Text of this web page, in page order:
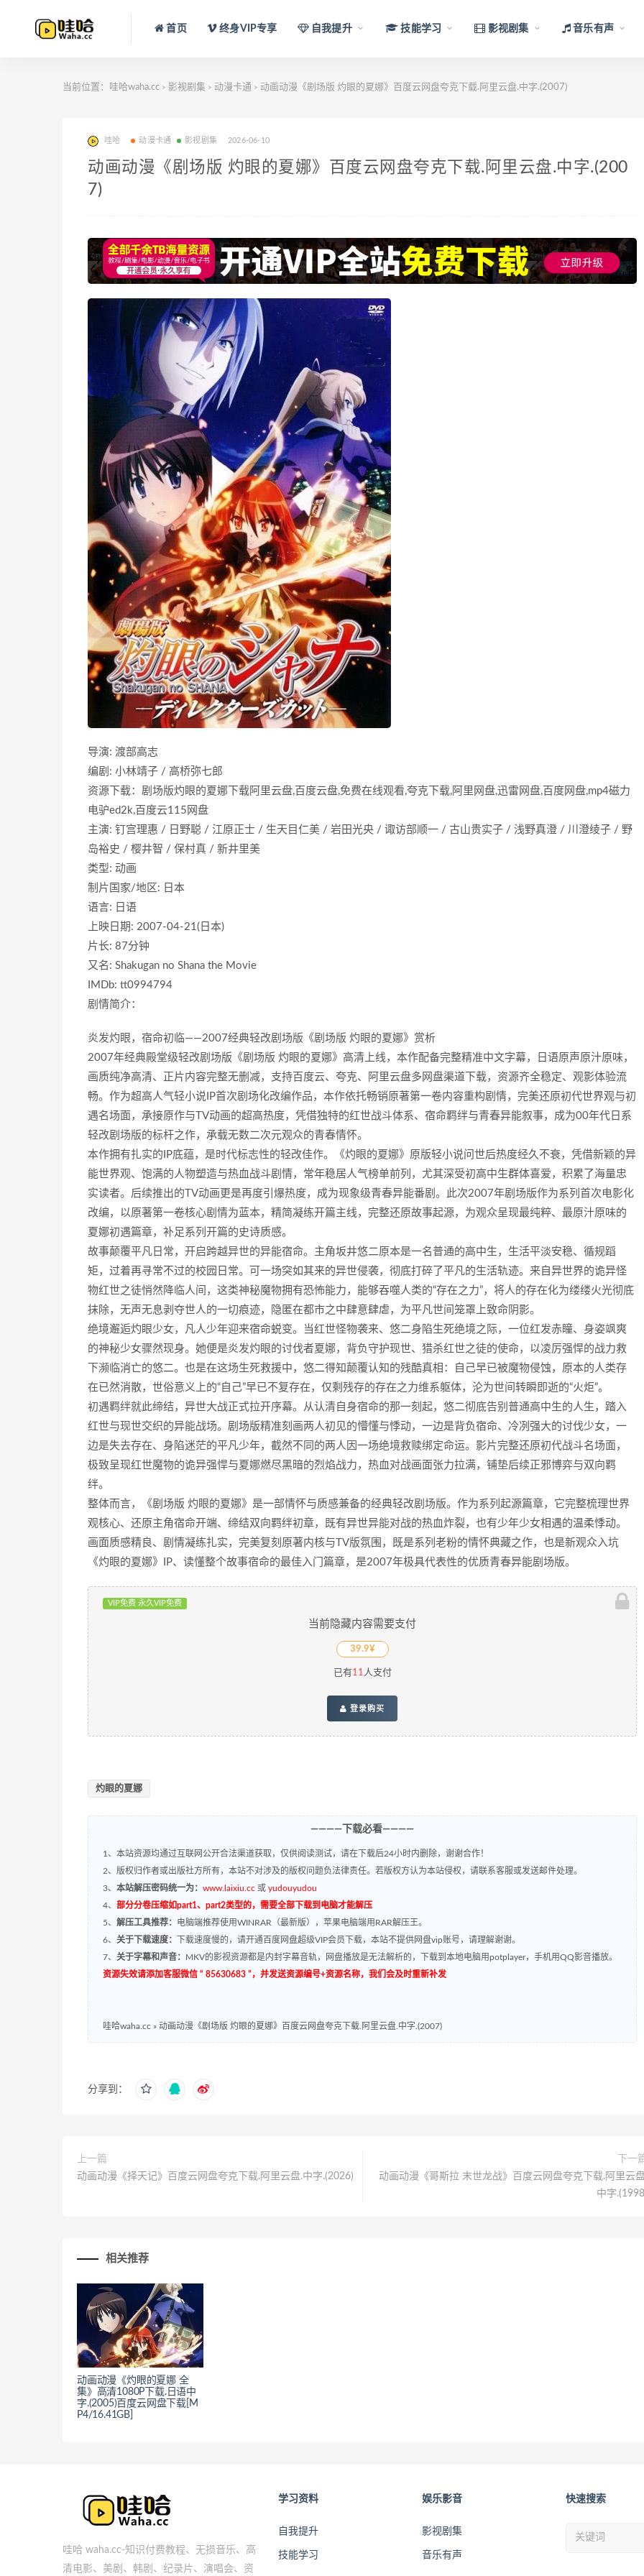
首页 终身VIP专享 自我提升 技能学习 影视剧集 音乐有声
当前位置： 哇哈waha.cc > 影视剧集 > 动漫卡通 > 动画动漫《剧场版 灼眼的夏娜》百度云网盘夸克下载.阿里云盘.中字.(2007)
哇哈 动漫卡通 影视剧集 2026-06-10
动画动漫《剧场版 灼眼的夏娜》百度云网盘夸克下载.阿里云盘.中字.(200
7)
导演: 渡部高志
编剧: 小林靖子 / 高桥弥七郎
资源下载：剧场版灼眼的夏娜下载阿里云盘,百度云盘,免费在线观看,夸克下载,阿里网盘,迅雷网盘,百度网盘,mp4磁力
电驴ed2k,百度云115网盘
主演: 钉宫理惠 / 日野聪 / 江原正士 / 生天目仁美 / 岩田光央 / 诹访部顺一 / 古山贵实子 / 浅野真澄 / 川澄绫子 / 野
岛裕史 / 樱井智 / 保村真 / 新井里美
类型: 动画
制片国家/地区: 日本
语言: 日语
上映日期: 2007-04-21(日本)
片长: 87分钟
又名: Shakugan no Shana the Movie
IMDb: tt0994794
剧情简介：
炎发灼眼，宿命初临——2007经典轻改剧场版《剧场版 灼眼的夏娜》赏析
2007年经典殿堂级轻改剧场版《剧场版 灼眼的夏娜》高清上线，本作配备完整精准中文字幕，日语原声原汁原味，
画质纯净高清、正片内容完整无删减，支持百度云、夸克、阿里云盘多网盘渠道下载，资源齐全稳定、观影体验流
畅。作为超高人气轻小说IP首次剧场化改编作品，本作依托畅销原著第一卷内容重构剧情，完美还原初代世界观与初
遇名场面，承接原作与TV动画的超高热度，凭借独特的红世战斗体系、宿命羁绊与青春异能叙事，成为00年代日系
轻改剧场版的标杆之作，承载无数二次元观众的青春情怀。
本作拥有扎实的IP底蕴，是时代标志性的轻改佳作。《灼眼的夏娜》原版轻小说问世后热度经久不衰，凭借新颖的异
能世界观、饱满的人物塑造与热血战斗剧情，常年稳居人气榜单前列，尤其深受初高中生群体喜爱，积累了海量忠
实读者。后续推出的TV动画更是再度引爆热度，成为现象级青春异能番剧。此次2007年剧场版作为系列首次电影化
改编，以原著第一卷核心剧情为蓝本，精简凝练开篇主线，完整还原故事起源，为观众呈现最纯粹、最原汁原味的
夏娜初遇篇章，补足系列开篇的史诗质感。
故事颠覆平凡日常，开启跨越异世的异能宿命。主角坂井悠二原本是一名普通的高中生，生活平淡安稳、循规蹈
矩，过着再寻常不过的校园日常。可一场突如其来的异世侵袭，彻底打碎了平凡的生活轨迹。来自异世界的诡异怪
物红世之徒悄然降临人间，这类神秘魔物拥有恐怖能力，能够吞噬人类的“存在之力”，将人的存在化为缕缕火光彻底
抹除，无声无息剥夺世人的一切痕迹，隐匿在都市之中肆意肆虐，为平凡世间笼罩上致命阴影。
绝境邂逅灼眼少女，凡人少年迎来宿命蜕变。当红世怪物袭来、悠二身陷生死绝境之际，一位红发赤瞳、身姿飒爽
的神秘少女骤然现身。她便是炎发灼眼的讨伐者夏娜，背负守护现世、猎杀红世之徒的使命，以凌厉强悍的战力救
下濒临消亡的悠二。也是在这场生死救援中，悠二得知颠覆认知的残酷真相：自己早已被魔物侵蚀，原本的人类存
在已然消散，世俗意义上的“自己”早已不复存在，仅剩残存的存在之力维系躯体，沦为世间转瞬即逝的“火炬”。
初遇羁绊就此缔结，异世大战正式拉开序幕。从认清自身宿命的那一刻起，悠二彻底告别普通高中生的人生，踏入
红世与现世交织的异能战场。剧场版精准刻画两人初见的懵懂与悸动，一边是背负宿命、冷冽强大的讨伐少女，一
边是失去存在、身陷迷茫的平凡少年，截然不同的两人因一场绝境救赎绑定命运。影片完整还原初代战斗名场面，
极致呈现红世魔物的诡异强悍与夏娜燃尽黑暗的烈焰战力，热血对战画面张力拉满，铺垫后续正邪博弈与双向羁
绊。
整体而言，《剧场版 灼眼的夏娜》是一部情怀与质感兼备的经典轻改剧场版。作为系列起源篇章，它完整梳理世界
观核心、还原主角宿命开端、缔结双向羁绊初章，既有异世异能对战的热血炸裂，也有少年少女相遇的温柔悸动。
画面质感精良、剧情凝练扎实，完美复刻原著内核与TV版氛围，既是系列老粉的情怀典藏之作，也是新观众入坑
《灼眼的夏娜》IP、读懂整个故事宿命的最佳入门篇章，是2007年极具代表性的优质青春异能剧场版。
VIP免费 永久VIP免费
当前隐藏内容需要支付
39.9¥
已有11人支付
登录购买
灼眼的夏娜
————下载必看————
1、本站资源均通过互联网公开合法渠道获取，仅供阅读测试，请在下载后24小时内删除，谢谢合作！
2、版权归作者或出版社方所有，本站不对涉及的版权问题负法律责任。若版权方认为本站侵权，请联系客服或发送邮件处理。
3、 本站解压密码统一为： www.laixiu.cc 或 yudouyudou
4、 部分分卷压缩如part1、part2类型的，需要全部下载到电脑才能解压
5、 解压工具推荐： 电脑端推荐使用WINRAR（最新版），苹果电脑端用RAR解压王。
6、 关于下载速度：
下载速度慢的，请开通百度网盘超级VIP会员下载，本站不提供网盘vip账号，请理解谢谢。
7、 关于字幕和声音： MKV的影视资源都是内封字幕音轨，网盘播放是无法解析的，下载到本地电脑用potplayer，手机用QQ影音播放。
资源失效请添加客服微信 “ 85630683 ”，并发送资源编号+资源名称，我们会及时重新补发
哇哈waha.cc » 动画动漫《剧场版 灼眼的夏娜》百度云网盘夸克下载.阿里云盘.中字.(2007)
分享到：
上一篇
动画动漫《择天记》百度云网盘夸克下载.阿里云盘.中字.(2026)
下一
动画动漫《哥斯拉 末世龙战》百度云网盘夸克下载.阿里云
中字
相关推荐
动画动漫《灼眼的夏娜 全
集》高清1080P下载.日语中
字.(2005)百度云网盘下载[M
P4/16.41GB]
哇哈 waha.cc-知识付费教程、无损音乐、高
清电影、美剧、韩剧、纪录片、演唱会、资
学习资料
自我提升
技能学习
娱乐影音
影视剧集
音乐有声
快速搜索